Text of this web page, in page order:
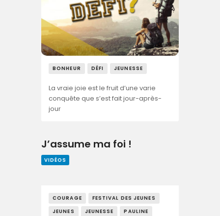
BONHEUR DÉFI JEUNESSE
La vraie joie est le fruit d’une varie
conquête que s’est fait jour-après-
jour
J’assume ma foi !
VIDÉOS
COURAGE
FESTIVAL DES JEUNES
JEUNES
JEUNESSE
PAULINE